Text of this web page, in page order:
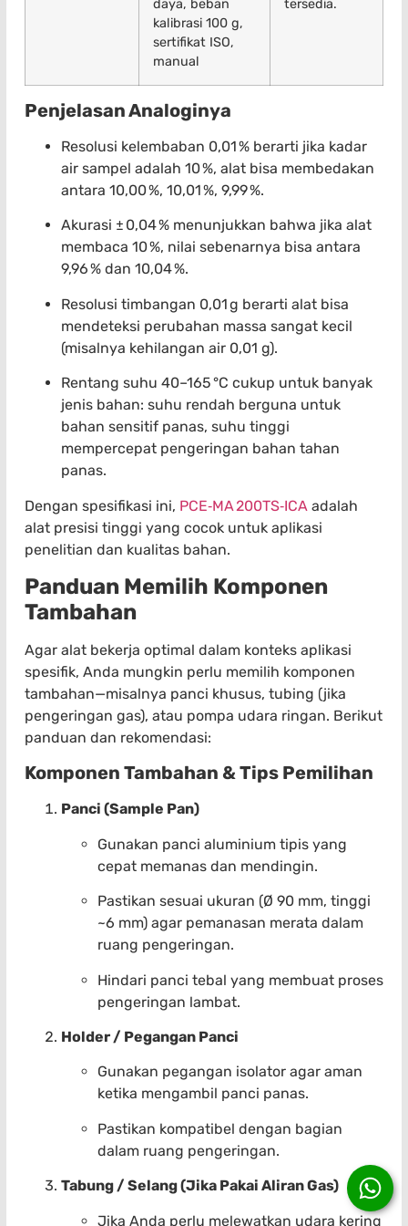
daya, beban
kalibrasi 100 g,
sertifikat ISO,
manual
tersedia.
Penjelasan Analoginya
Resolusi kelembaban 0,01 % berarti jika kadar
air sampel adalah 10 %, alat bisa membedakan
antara 10,00 %, 10,01 %, 9,99 %.
Akurasi ± 0,04 % menunjukkan bahwa jika alat
membaca 10 %, nilai sebenarnya bisa antara
9,96 % dan 10,04 %.
Resolusi timbangan 0,01 g berarti alat bisa
mendeteksi perubahan massa sangat kecil
(misalnya kehilangan air 0,01 g).
Rentang suhu 40–165 °C cukup untuk banyak
jenis bahan: suhu rendah berguna untuk
bahan sensitif panas, suhu tinggi
mempercepat pengeringan bahan tahan
panas.
Dengan spesifikasi ini, PCE‑MA 200TS‑ICA adalah
alat presisi tinggi yang cocok untuk aplikasi
penelitian dan kualitas bahan.
Panduan Memilih Komponen
Tambahan
Agar alat bekerja optimal dalam konteks aplikasi
spesifik, Anda mungkin perlu memilih komponen
tambahan—misalnya panci khusus, tubing (jika
pengeringan gas), atau pompa udara ringan. Berikut
panduan dan rekomendasi:
Komponen Tambahan & Tips Pemilihan
Panci (Sample Pan)
Gunakan panci aluminium tipis yang
cepat memanas dan mendingin.
Pastikan sesuai ukuran (Ø 90 mm, tinggi
~6 mm) agar pemanasan merata dalam
ruang pengeringan.
Hindari panci tebal yang membuat proses
pengeringan lambat.
Holder / Pegangan Panci
Gunakan pegangan isolator agar aman
ketika mengambil panci panas.
Pastikan kompatibel dengan bagian
dalam ruang pengeringan.
Tabung / Selang (Jika Pakai Aliran Gas)
Jika Anda perlu melewatkan udara kering